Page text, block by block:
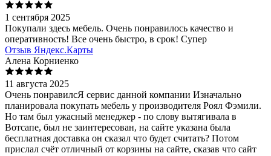
1 сентября 2025
Покупали здесь мебель. Очень понравилось качество и
оперативность! Все очень быстро, в срок! Супер
Отзыв Яндекс.Карты
Алена Корниенко
11 августа 2025
Очень понравилсЯ сервис данной компании Изначально
планировала покупать мебель у производителя Роял Фэмили.
Но там был ужасный менеджер - по слову вытягивала в
Вотсапе, был не заинтересован, на сайте указана была
бесплатная доставка он сказал что будет считать? Потом
прислал счёт отличный от корзины на сайте, сказав что сайт